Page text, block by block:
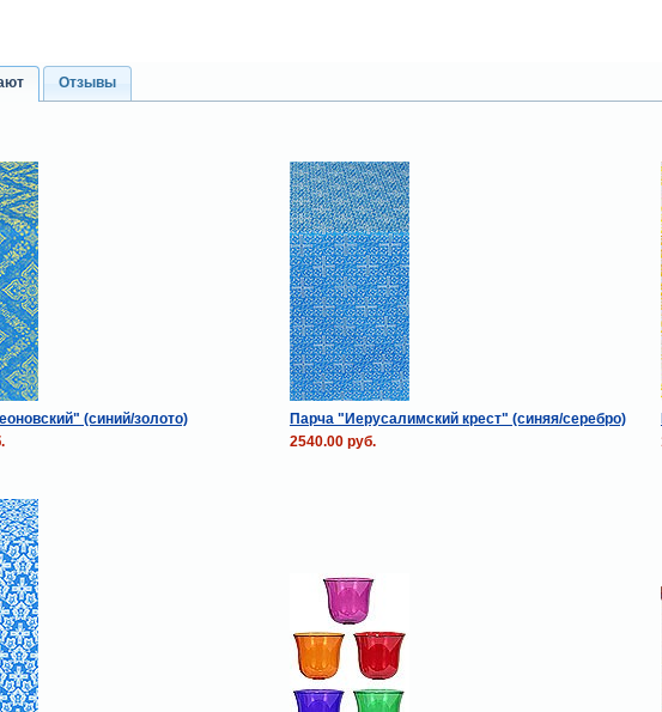
Отзывы
(синий/золото) Парча "Иерусалимский крест" (синяя/серебро)
2540.00 руб.